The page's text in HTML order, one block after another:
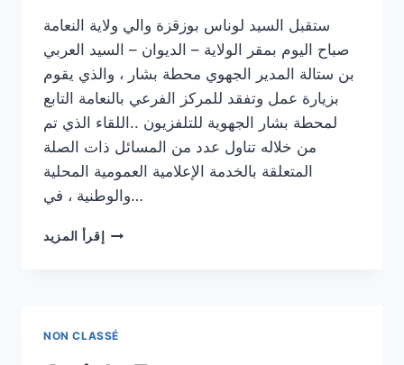
ستقبل السيد لوناس بوزقزة والي ولاية النعامة
صباح اليوم بمقر الولاية – الديوان – السيد العربي
بن ستالة المدير الجهوي محطة بشار ، والذي يقوم
بزيارة عمل وتفقد للمركز الفرعي بالنعامة التابع
لمحطة بشار الجهوية للتلفزيون ..اللقاء الذي تم
من خلاله تناول عدد من المسائل ذات الصلة
المتعلقة بالخدمة الإعلامية العمومية المحلية
والوطنية ، في…
إقرأ المزيد ARTICLE
NON CLASSÉ